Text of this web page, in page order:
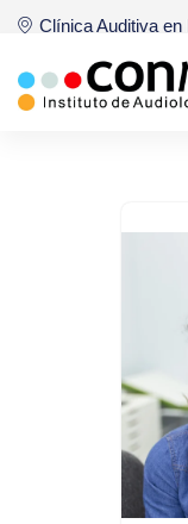
al
Clínica Auditiva en